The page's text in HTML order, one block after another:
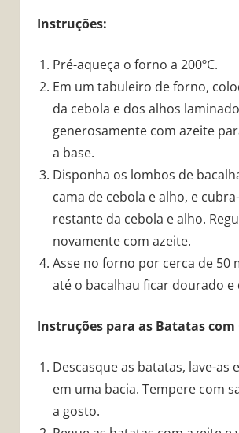
Instruções:
Pré-aqueça o forno a 200ºC.
Em um tabuleiro de forno,
da cebola e dos alhos
generosamente com azeite
a base.
Disponha os lombos de
cama de cebola e alho, e
restante da cebola e alho.
novamente com azeite.
Asse no forno por cerca de 50
até o bacalhau ficar dourado e
Instruções para as Batatas com
Descasque as batatas, lave-as
em uma bacia. Tempere com
a gosto.